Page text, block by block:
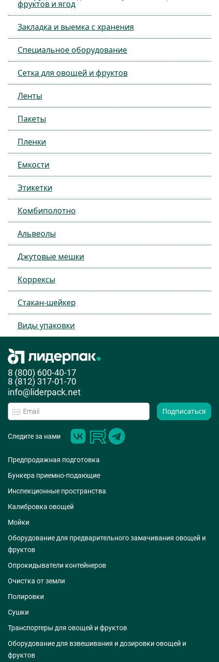
фруктов и ягод
Закладка и выемка с хранения
Специальное оборудование
Сетка для овощей и фруктов
Ленты
Пакеты
Пленки
Емкости
Этикетки
Комбиполотно
Альвеолы
Джутовые мешки
Коррексы
Стакан-шейкер
Виды упаковки
8 (800) 600-40-17
8 (812) 317-01-70
info@liderpack.net
Подписаться
Следите за нами
Предпродажная подготовка
Бункера приемно-подающие
Инспекционные пространства
Калибровка овощей
Мойки
Оборудование для предварительного замачивания овощей и
фруктов
Опрокидыватели контейнеров
Очистка от земли
Полировки
Сушки
Транспортеры для овощей и фруктов
Оборудование для взвешивания и дозировки овощей и
фруктов